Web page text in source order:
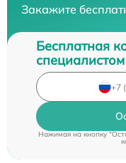
Закажите
Бесплатная
специалистом
Нажимая на кнопку